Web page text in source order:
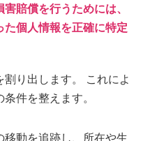
賠償を行うためには、
個人情報を正確に特定
り出します。 これによ
件を整えます。
移動を追跡し、所在や生